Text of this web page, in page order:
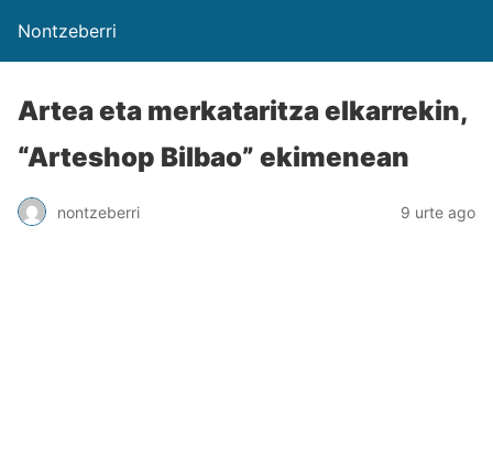
Nontzeberri
Artea eta merkataritza elkarrekin,
“Arteshop Bilbao” ekimenean
nontzeberri 9 urte ago